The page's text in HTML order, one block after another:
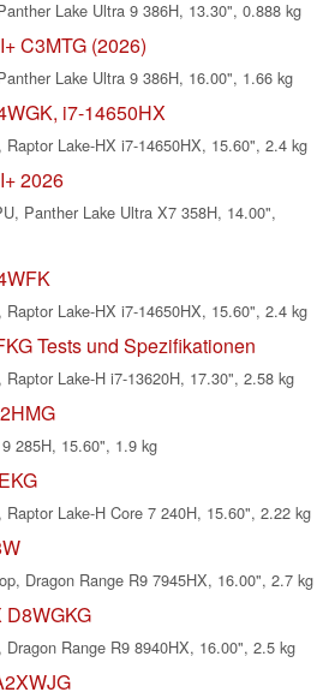
Lake Ultra 9 386H, 13.30", 0.888 kg
C3MTG (2026)
Lake Ultra 9 386H, 16.00", 1.66 kg
i7-14650HX
Lake-HX i7-14650HX, 15.60", 2.4 kg
2026
Panther Lake Ultra X7 358H, 14.00",
Lake-HX i7-14650HX, 15.60", 2.4 kg
Tests und Spezifikationen
Lake-H i7-13620H, 17.30", 2.58 kg
285H, 15.60", 1.9 kg
Lake-H Core 7 240H, 15.60", 2.22 kg
Dragon Range R9 7945HX, 16.00", 2.7 kg
D8WGKG
Range R9 8940HX, 16.00", 2.5 kg